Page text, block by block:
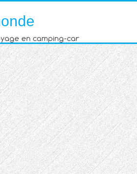
en camping-car